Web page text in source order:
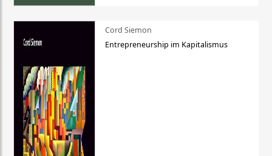
Cord Siemon
Entrepreneurship im Kapitalismus